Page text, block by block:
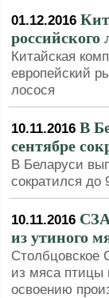
01.12.2016
российского
Китайская
европейский
лосося
10.11.2016 В
сентябре
В Беларуси
сократился до
10.11.2016
из утиного
Столбцовское
из мяса птицы
освоению